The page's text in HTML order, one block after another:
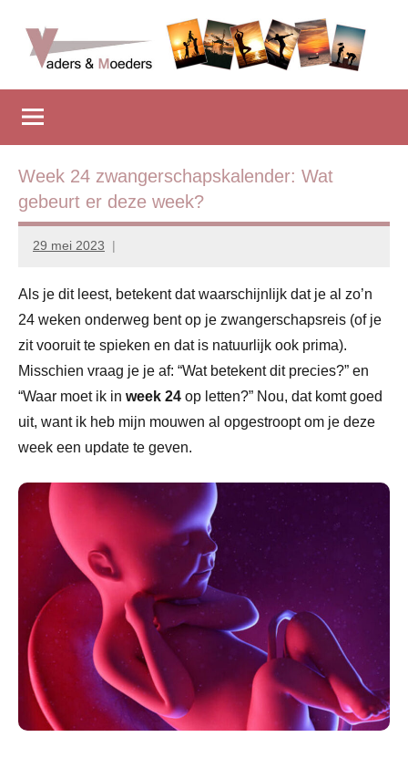
inhoud
springen
Vadersenmoeders
iedereen
wel
eens
hulp
gebruiken
Week 24 zwangerschapskalender: Wat
gebeurt er deze week?
29 mei 2023
Marion
Als je dit leest, betekent dat waarschijnlijk dat je al zo’n
24 weken onderweg bent op je zwangerschapsreis (of je
zit vooruit te spieken en dat is natuurlijk ook prima).
Misschien vraag je je af: “Wat betekent dit precies?” en
“Waar moet ik in week 24 op letten?” Nou, dat komt goed
uit, want ik heb mijn mouwen al opgestroopt om je deze
week een update te geven.